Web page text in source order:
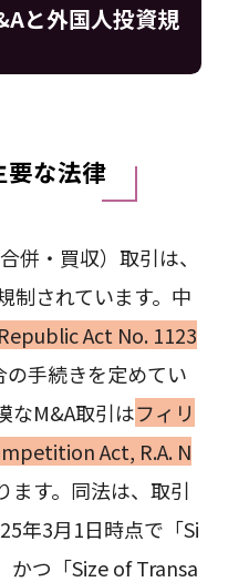
と外国人投資規
要な法律
併・買収）取引は、
制されています。中
Act No. 1123
手続きを定めてい
なM&A取引はフィリ
Act, R.A. N
ます。同法は、取引
年3月1日時点で「Si
かつ「Size of Transa